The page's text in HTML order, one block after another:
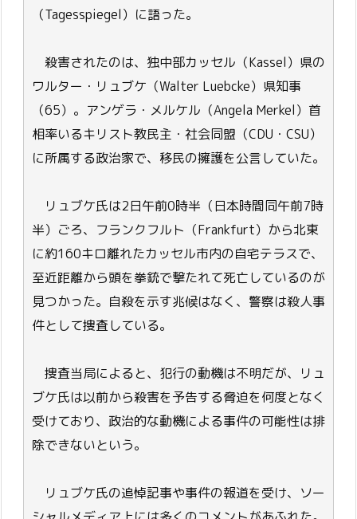
（Tagesspiegel）に語った。
殺害されたのは、独中部カッセル（Kassel）県の
ワルター・リュブケ（Walter Luebcke）県知事
（65）。アンゲラ・メルケル（Angela Merkel）首
相率いるキリスト教民主・社会同盟（CDU・CSU）
に所属する政治家で、移民の擁護を公言していた。
リュブケ氏は2日午前0時半（日本時間同午前7時
半）ごろ、フランクフルト（Frankfurt）から北東
に約160キロ離れたカッセル市内の自宅テラスで、
至近距離から頭を拳銃で撃たれて死亡しているのが
見つかった。自殺を示す兆候はなく、警察は殺人事
件として捜査している。
捜査当局によると、犯行の動機は不明だが、リュ
ブケ氏は以前から殺害を予告する脅迫を何度となく
受けており、政治的な動機による事件の可能性は排
除できないという。
リュブケ氏の追悼記事や事件の報道を受け、ソー